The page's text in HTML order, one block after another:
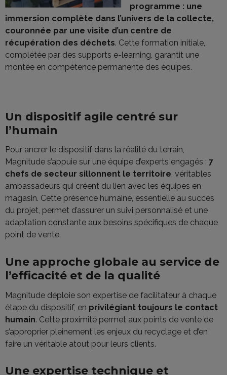
programme : une
immersion complète dans l’univers de la collecte,
couronnée par une visite d’un centre de
récupération des déchets. Cette formation initiale,
complétée par des supports e-learning, garantit une
montée en compétence permanente des équipes.
Un dispositif agile centré sur
l’humain
Pour ancrer le dispositif dans la réalité du terrain,
Magnitude s’appuie sur une équipe d’experts engagés : 7
chefs de secteur sillonnent le territoire, véritables
ambassadeurs qui créent du lien avec les équipes en
magasin. Cette présence humaine, essentielle au succès
du projet, permet d’assurer un suivi personnalisé et une
adaptation constante aux besoins spécifiques de chaque
point de vente.
Une approche globale au service de
l’efficacité et de la qualité
Magnitude déploie son expertise de facilitateur à chaque
étape du dispositif, en privilégiant toujours le contact
humain. Cette proximité permet aux points de vente de
s’approprier pleinement les enjeux du recyclage et d’en
faire un véritable atout pour leurs clients.
Une expertise technique et